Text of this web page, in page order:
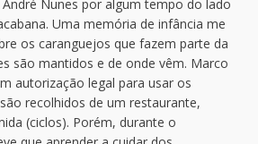
Nunes por algum tempo do lado
Uma memória de infância me
os caranguejos que fazem parte da
são mantidos e de onde vêm. Marco
autorização legal para usar os
recolhidos de um restaurante,
(ciclos). Porém, durante o